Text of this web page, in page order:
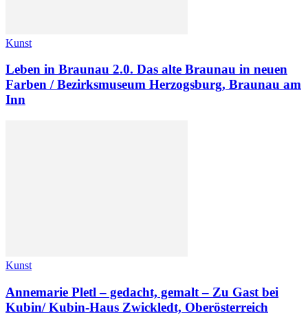
Kunst
Leben in Braunau 2.0. Das alte Braunau in neuen
Farben / Bezirksmuseum Herzogsburg, Braunau am
Inn
Kunst
Annemarie Pletl – gedacht, gemalt – Zu Gast bei
Kubin/ Kubin-Haus Zwickledt, Oberösterreich